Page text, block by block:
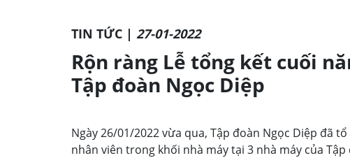
TIN TỨC | 27-01-2022
Rộn ràng Lễ tổng kết cuối
Tập đoàn Ngọc Diệp
Ngày 26/01/2022 vừa qua, Tập đoàn Ngọc Diệp đã
nhân viên trong khối nhà máy tại 3 nhà máy của